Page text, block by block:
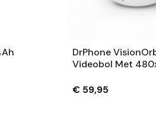
DrPhone
Videobol Met
– USB-C – Wit
€ 59,95